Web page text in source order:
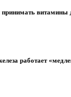
витамины
работает